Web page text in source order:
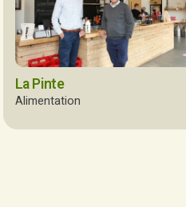
La Pinte
Alimentation